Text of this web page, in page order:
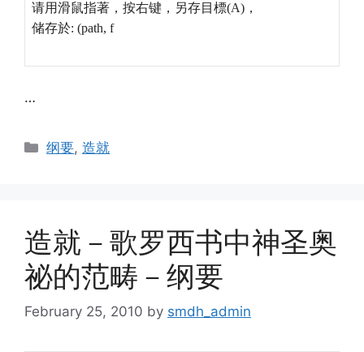
请用滑鼠指著，按右键，另存目標(A)，
储存於: (path, f
…
Categories
纲要,造就
造就－歌罗西书中神圣奥
祕的范畴－纲要
February 25, 2010 by smdh_admin